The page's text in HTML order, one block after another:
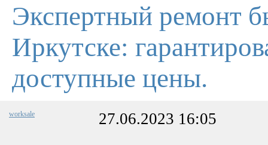
Экспертный ремонт
Иркутске:
доступные цены.
worksale 27.06.2023 16:05